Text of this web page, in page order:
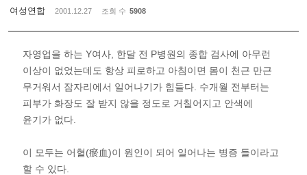
여성연합 2001.12.27 조회 수 5908
자영업을 하는 Y여사, 한달 전 P병원의 종합 검사에 아무런
이상이 없었는데도 항상 피로하고 아침이면 몸이 천근 만근
무거워서 잠자리에서 일어나기가 힘들다. 수개월 전부터는
피부가 화장도 잘 받지 않을 정도로 거칠어지고 안색에
윤기가 없다.
이 모두는 어혈(瘀血)이 원인이 되어 일어나는 병증 들이라고
할 수 있다.